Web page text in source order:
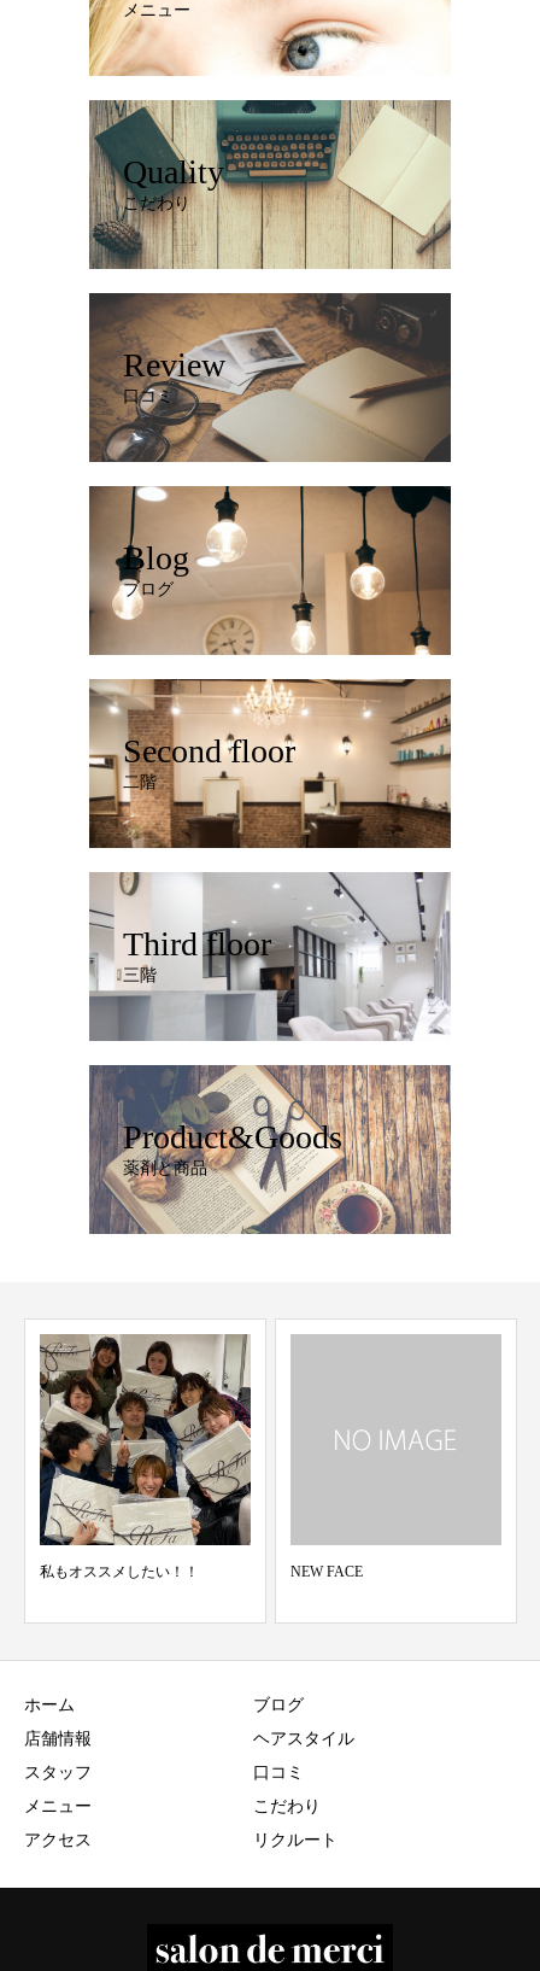
メニュー
Quality
こだわり
Review
口コミ
Blog
ブログ
Second floor
二階
Third floor
三階
Product&Goods
薬剤と商品
私もオススメしたい！！ NEW FACE
ホーム
店舗情報
スタッフ
メニュー
アクセス
ブログ
ヘアスタイル
口コミ
こだわり
リクルート